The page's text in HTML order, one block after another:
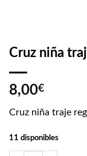
Cruz niña
8,00€
Cruz niña traje
11 disponibles